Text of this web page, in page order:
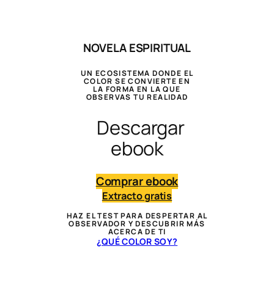
NOVELA ESPIRITUAL
UN ECOSISTEMA DONDE EL
COLOR SE CONVIERTE EN
LA FORMA EN LA QUE
OBSERVAS TU REALIDAD
Descargar
ebook
Comprar ebook
Extracto gratis
HAZ EL TEST PARA DESPERTAR AL
OBSERVADOR Y DESCUBRIR MÁS
ACERCA DE TI
¿QUÉ COLOR SOY?